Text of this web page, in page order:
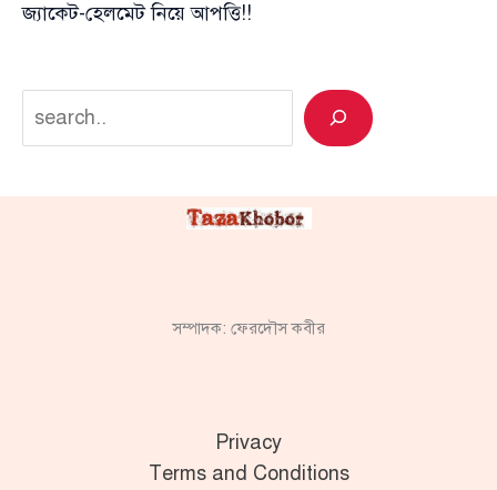
জ্যাকেট-হেলমেট নিয়ে আপত্তি!!
Search
সম্পাদক: ফেরদৌস কবীর
Privacy
Terms and Conditions